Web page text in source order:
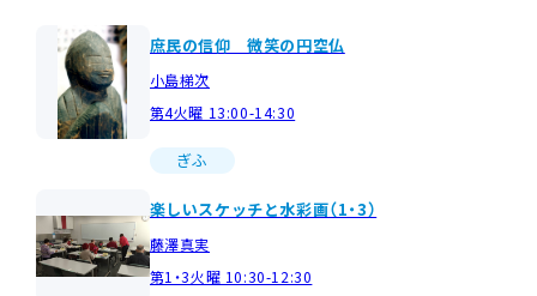
庶民の信仰 微笑の円空仏
小島梯次
第4火曜 13:00-14:30
ぎふ
楽しいスケッチと水彩画（1・3）
藤澤真実
第1・3火曜 10:30-12:30